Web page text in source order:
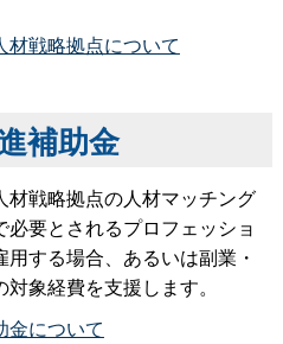
戦略拠点について
補助金
戦略拠点の人材マッチング
要とされるプロフェッショ
する場合、あるいは副業・
象経費を支援します。
金について